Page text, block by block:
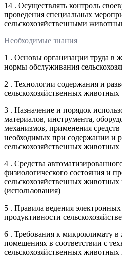
14 . Осуществлять контроль
проведения специальных
сельскохозяйственными
Необходимые знания
1 . Основы организации труда в
нормы обслуживания
2 . Технологии содержания и
сельскохозяйственных животных
3 . Назначение и порядок
материалов, инструмента,
механизмов, применения
необходимых при содержании и
сельскохозяйственных животных
4 . Средства
физиологического состояния и
сельскохозяйственных
(использования)
5 . Правила ведения
продуктивности
6 . Требования к микроклимату
помещениях в соответствии с
сельскохозяйственных